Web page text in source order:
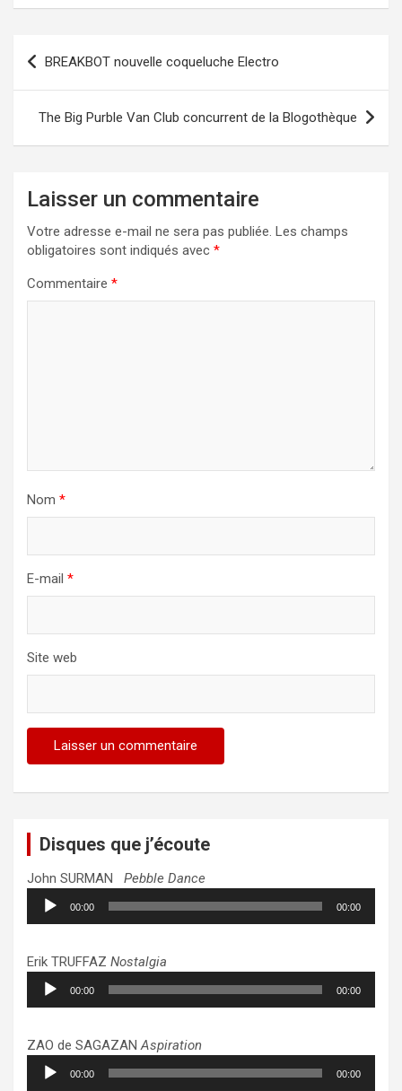
Navigation
de
l’article
BREAKBOT nouvelle coqueluche Electro
The Big Purble Van Club concurrent de la Blogothèque
Laisser un commentaire
Votre adresse e-mail ne sera pas publiée. Les champs
obligatoires sont indiqués avec *
Commentaire *
Nom *
E-mail *
Site web
Disques que j’écoute
John SURMAN Pebble Dance
Lecteur
audio
00:00 00:00
Erik TRUFFAZ Nostalgia
Lecteur
audio
00:00 00:00
ZAO de SAGAZANAspiration
Lecteur
audio
00:00 00:00